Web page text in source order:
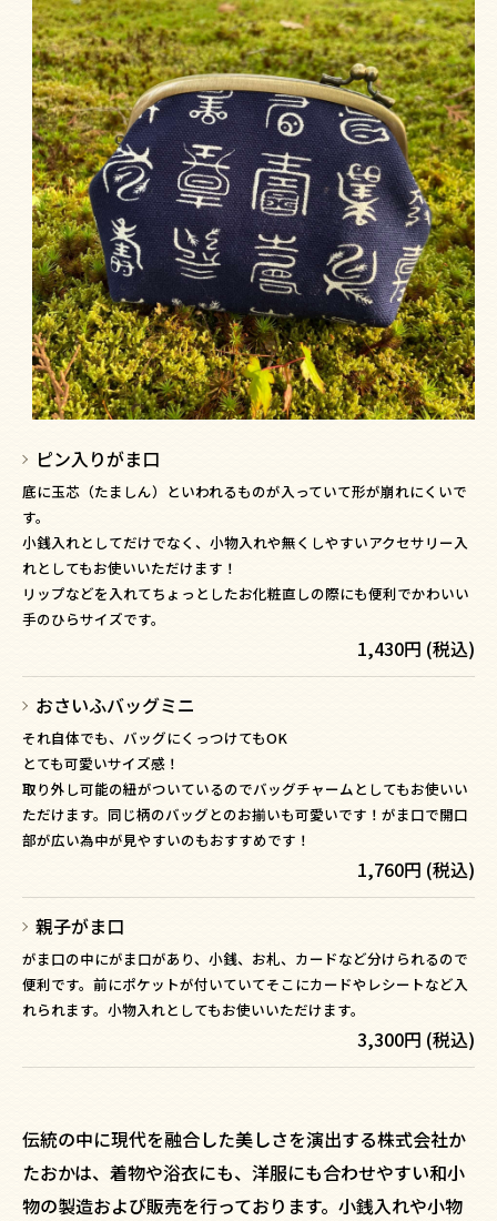
ピン入りがま口
底に玉芯（たましん）といわれるものが入っていて形が崩れにくいで
す。
小銭入れとしてだけでなく、小物入れや無くしやすいアクセサリー入
れとしてもお使いいただけます！
リップなどを入れてちょっとしたお化粧直しの際にも便利でかわいい
手のひらサイズです。
1,430円 (税込)
おさいふバッグミニ
それ自体でも、バッグにくっつけてもOK
とても可愛いサイズ感！
取り外し可能の紐がついているのでバッグチャームとしてもお使いい
ただけます。同じ柄のバッグとのお揃いも可愛いです！がま口で開口
部が広い為中が見やすいのもおすすめです！
1,760円 (税込)
親子がま口
がま口の中にがま口があり、小銭、お札、カードなど分けられるので
便利です。前にポケットが付いていてそこにカードやレシートなど入
れられます。小物入れとしてもお使いいただけます。
3,300円 (税込)
伝統の中に現代を融合した美しさを演出する株式会社か
たおかは、着物や浴衣にも、洋服にも合わせやすい和小
物の製造および販売を行っております。小銭入れや小物